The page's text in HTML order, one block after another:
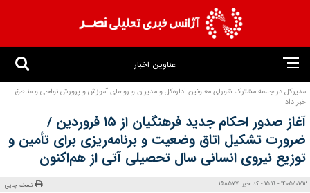
عناوین اخبار
مدیرکل در جلسه مشترک شورای معاونین اداره‌کل و مدیران و روسای آموزش و پرورش نواحی و مناطق
خبر داد
آغاز صدور احکام جدید فرهنگیان از ۱۵ فروردین /
ضرورت تشکیل اتاق وضعیت و برنامه‌ریزی برای تأمین و
توزیع نیروی انسانی سال تحصیلی آتی از هم‌اکنون
1405/01/12 - 15:19 - کد خبر: 158577 نسخه چاپی